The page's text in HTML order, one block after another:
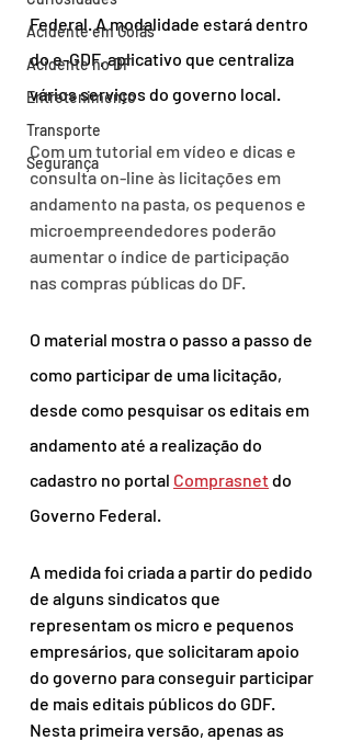
Acidente em Goiás
Acidente no DF
Entretenimento
Transporte
Segurança
Federal. A modalidade estará dentro
do e-GDF, aplicativo que centraliza
vários serviços do governo local.
Com um tutorial em vídeo e dicas e
consulta on-line às licitações em
andamento na pasta, os pequenos e
microempreendedores poderão
aumentar o índice de participação
nas compras públicas do DF.
O material mostra o passo a passo de
como participar de uma licitação,
desde como pesquisar os editais em
andamento até a realização do
cadastro no portal Comprasnet do
Governo Federal.
A medida foi criada a partir do pedido
de alguns sindicatos que
representam os micro e pequenos
empresários, que solicitaram apoio
do governo para conseguir participar
de mais editais públicos do GDF.
Nesta primeira versão, apenas as